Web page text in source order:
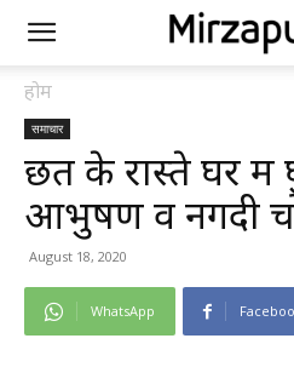
होम
समाचार
छत के रास्ते घर में
आभुषण व नगदी
August 18, 2020
WhatsApp